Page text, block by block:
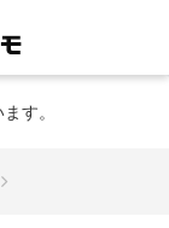
す。